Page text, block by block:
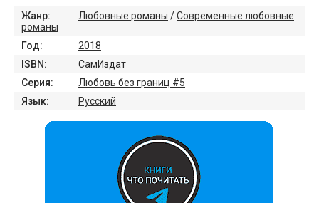
Жанр: Любовные романы /Современные любовные
романы
Год:
2018
ISBN:
СамИздат
Серия:
Любовь без границ #5
Язык:
Русский